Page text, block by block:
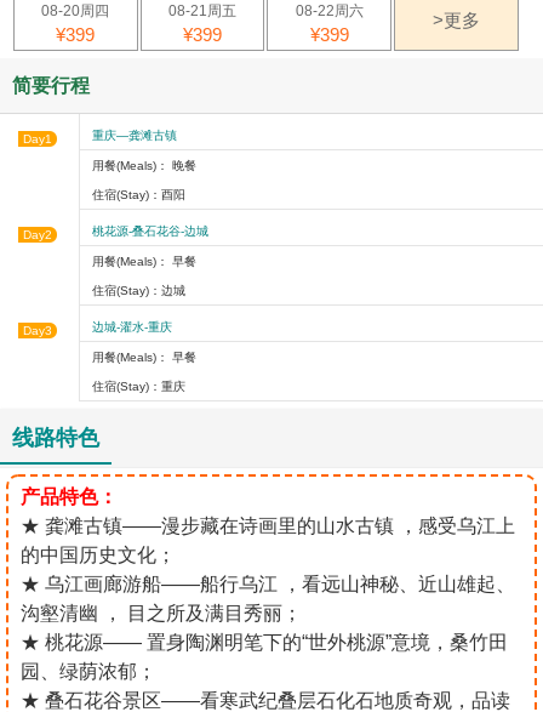
08-20周四
¥399
08-21周五
¥399
08-22周六
¥399
>更多
简要行程
Day1 重庆—龚滩古镇
用餐(Meals)： 晚餐
住宿(Stay)：酉阳
Day2 桃花源-叠石花谷-边城
用餐(Meals)： 早餐
住宿(Stay)：边城
Day3 边城-濯水-重庆
用餐(Meals)： 早餐
住宿(Stay)：重庆
线路特色
产品特色：
★ 龚滩古镇——漫步藏在诗画里的山水古镇 ，感受乌江上
的中国历史文化；
★ 乌江画廊游船——船行乌江 ，看远山神秘、近山雄起、
沟壑清幽 ， 目之所及满目秀丽；
★ 桃花源—— 置身陶渊明笔下的“世外桃源”意境，桑竹田
园、绿荫浓郁；
★ 叠石花谷景区——看寒武纪叠层石化石地质奇观，品读